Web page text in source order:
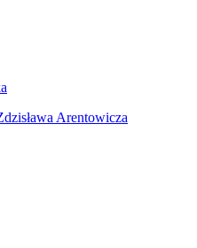
Arentowicza